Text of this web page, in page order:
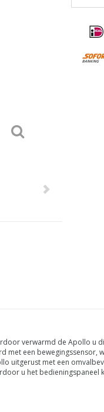
verwarmd de Apollo u
met een
uitgerust met een
u het bedieningspaneel